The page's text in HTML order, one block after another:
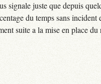
signale juste que depuis
du temps sans incident
suite a la mise en place du